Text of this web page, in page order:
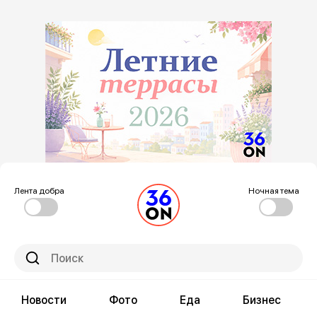
Лента добра Ночная тема
Новости Фото Еда Бизнес